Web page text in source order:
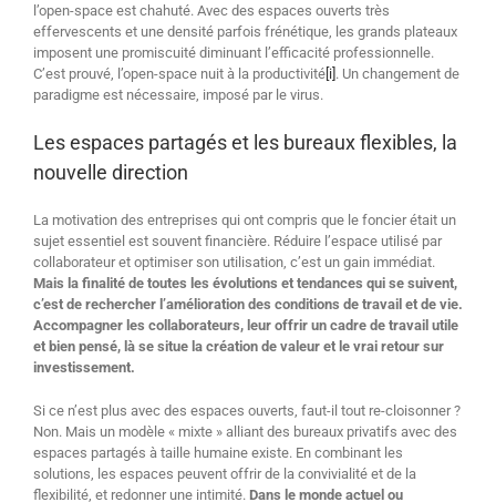
l’open-space est chahuté. Avec des espaces ouverts très
effervescents et une densité parfois frénétique, les grands plateaux
imposent une promiscuité diminuant l’efficacité professionnelle.
C’est prouvé, l’open-space nuit à la productivité [i] . Un changement de
paradigme est nécessaire, imposé par le virus.
Les espaces partagés et les bureaux flexibles, la
nouvelle direction
La motivation des entreprises qui ont compris que le foncier était un
sujet essentiel est souvent financière. Réduire l’espace utilisé par
collaborateur et optimiser son utilisation, c’est un gain immédiat.
Mais la finalité de toutes les évolutions et tendances qui se suivent,
c’est de rechercher l’amélioration des conditions de travail et de vie.
Accompagner les collaborateurs, leur offrir un cadre de travail utile
et bien pensé, là se situe la création de valeur et le vrai retour sur
investissement.
Si ce n’est plus avec des espaces ouverts, faut-il tout re-cloisonner ?
Non. Mais un modèle « mixte » alliant des bureaux privatifs avec des
espaces partagés à taille humaine existe. En combinant les
solutions, les espaces peuvent offrir de la convivialité et de la
flexibilité, et redonner une intimité. Dans le monde actuel ou